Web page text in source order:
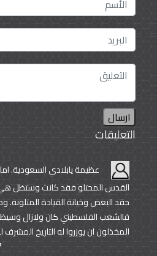
ارسال
التعليقات
عظيمة يابلادي السعودية.
القدس المحتلو فقد كانت وستظل هي
حقد البعض وخيانة القيادة المتلونة.
فالشعب الفلسطيني كان ولازال
المخذلون ان يوزروا له التاريخ